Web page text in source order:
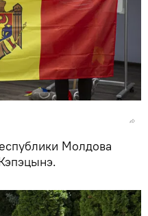
Молдова